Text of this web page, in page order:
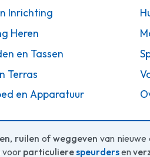
Inrichting
Heren
en Tassen
Terras
en Apparatuur
, ruilen ofweggeven van nieuwe
voor particulierespeurdersen